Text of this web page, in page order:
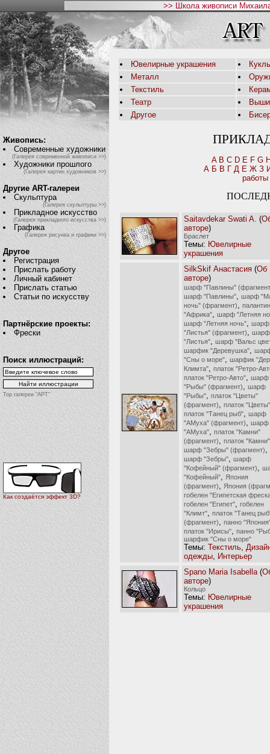
>> Школа живописи
Живопись:
Современные художники
(Галерея современной живописи >>)
Художники прошлого
(Галерея картин художников >>)
Другие ART-галереи
Скульптура
(Галерея скульптуры >>)
Прикладное искусство
(Галерея прикладного искусства >>)
Графика
(Галерея рисунка и графики >>)
Другое
Регистрация
Прислать работу
Личный кабинет
Прислать статью
Статьи по искусству
Партнёрские проекты:
Фрески
Поиск иллюстраций:
Top галереи "АРТ"
Как создаётся эффект 3D?
Ювелирные украшения
Металл
Текстиль
Театр
Другое
A B C D E F G
А Б В Г Д Е Ж З
работы
Saitavdekar Swati A. (
авторе)
Браслет
Темы: Ювелирные
украшения
SilkSkif Анастасия (Об
авторе)
шарф "Павлины"
шарф "Павлины"
шарф
ночь" (фрагмент)
палантин
"Африка"
шарф "Летняя
шарф "Летняя ночь"
шарф
"Листья" (фрагмент)
шарф
"Листья"
шарф "Вальс
шарфик "Деревушка"
"Сны о море"
шарфик
Климта"
платок "Ретро-
платок "Ретро-Авто"
шарф
"Рыбы" (фрагмент)
шарф
"Рыбы"
платок "Цветы"
(фрагмент)
платок "Цветы"
платок "Танец рыб"
шарф
"АМуха" (фрагмент)
шарф
"АМуха"
платок "Камни"
(фрагмент)
платок "Камни"
шарф "Зебры" (фрагмент)
шарф "Зебры"
шарф
"Кофейный" (фрагмент)
"Кофейный"
Япония
(фрагмент)
Япония
гобелен "Египетская
гобелен "Египет"
гобелен
"Климт"
платок "Танец
(фрагмент)
панно
платок "Ирисы"
панно
шарфик "Сны о море"
Темы: Текстиль
одежды
Интерьер
Spano Maria Isabella (
авторе)
Кольцо
Темы: Ювелирные
украшения